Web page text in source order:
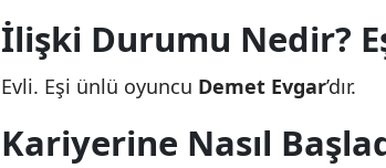
İlişki Durumu Nedir?
Evli. Eşi ünlü oyuncu Demet Evgar’dır.
Kariyerine Nasıl